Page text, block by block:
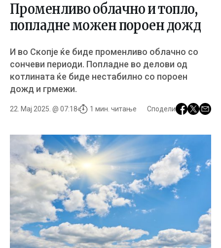
Променливо облачно и топло,
попладне можен пороен дожд
И во Скопје ќе биде променливо облачно со
сончеви периоди. Попладне во делови од
котлината ќе биде нестабилно со пороен
дожд и грмежи.
22. Мај 2025. @ 07:18 1 мин. читање Сподели